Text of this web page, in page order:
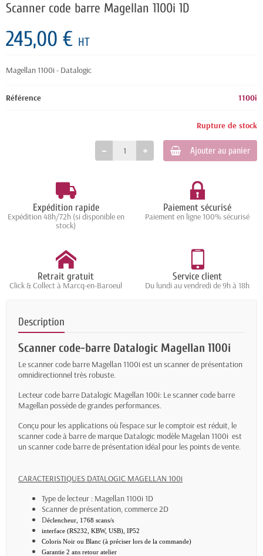
Scanner code barre Magellan 1100i 1D
245,00 € HT
Magellan 1100i - Datalogic
Référence 1100i
Rupture de stock
Ajouter au panier
Expédition rapide
Expédition 48h/72h (si disponible en
stock)
Paiement sécurisé
Paiement en ligne 100% sécurisé
Retrait gratuit
Click & Collect à Marcq-en-Baroeul
Service client
Du lundi au vendredi de 9h à 18h
Description
Scanner code-barre Datalogic Magellan 1100i
Le scanner code barre Magellan 1100i est un scanner de présentation
omnidirectionnel très robuste.
Lecteur code barre Datalogic Magellan 100i: Le scanner code barre
Magellan possède de grandes performances.
Conçu pour les applications où l'espace sur le comptoir est réduit, le
scanner code à barre de marque Datalogic modèle Magelan 1100i est
un scanner code barre de présentation idéal pour les points de vente.
CARACTERISTIQUES DATALOGIC MAGELLAN 100i
Type de lecteur : Magellan 1100i 1D
Scanner de présentation, commerce 2D
Déclencheur, 1768 scans/s
interface (RS232, KBW, USB), IP52
Coloris Noir ou Blanc (à préciser lors de la commande)
Garantie 2 ans retour atelier